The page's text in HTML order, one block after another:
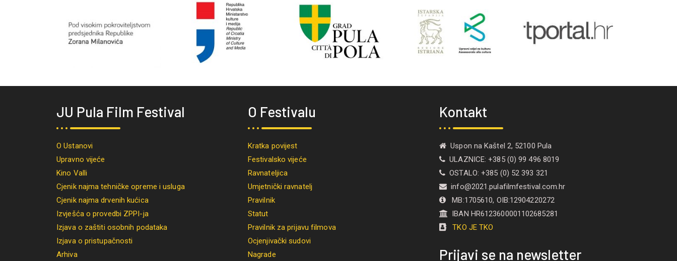
JU Pula Film Festival
O Ustanovi
Upravno vijeće
Kino Valli
Cjenik najma tehničke opreme i usluga
Cjenik najma drvenih kućica
Izvješća o provedbi ZPPI-ja
Izjava o zaštiti osobnih podataka
Izjava o pristupačnosti
Arhiva
O Festivalu
Kratka povijest
Festivalsko vijeće
Ravnateljica
Umjetnički ravnatelj
Pravilnik
Statut
Pravilnik za prijavu filmova
Ocjenjivački sudovi
Nagrade
Kontakt
Uspon na Kaštel 2, 52100 Pula
ULAZNICE: +385 (0) 99 496 8019
OSTALO: +385 (0) 52 393 321
info@2021.pulafilmfestival.com.hr
MB:1705610, OIB:12904220272
IBAN HR6123600001102685281
TKO JE TKO
Prijavi se na newsletter